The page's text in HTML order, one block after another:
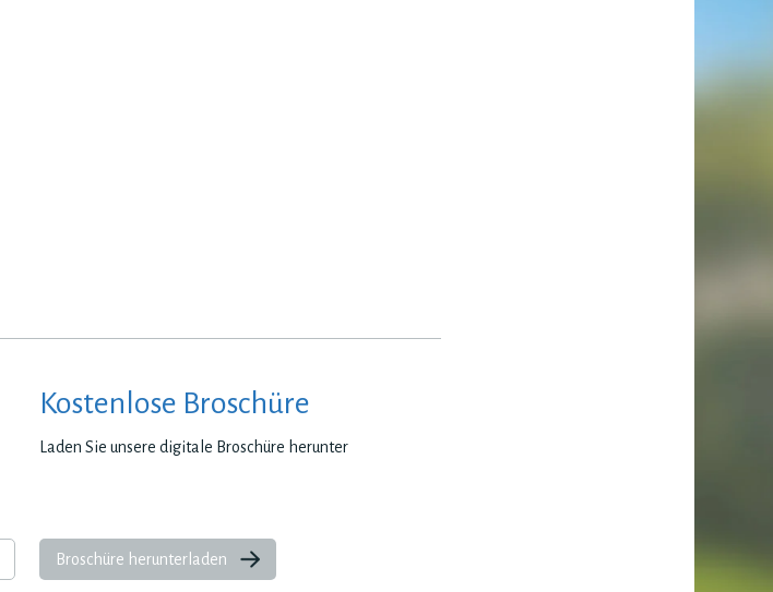
Kostenlose Broschüre
Laden Sie unsere digitale Broschüre herunter
Broschüre herunterladen